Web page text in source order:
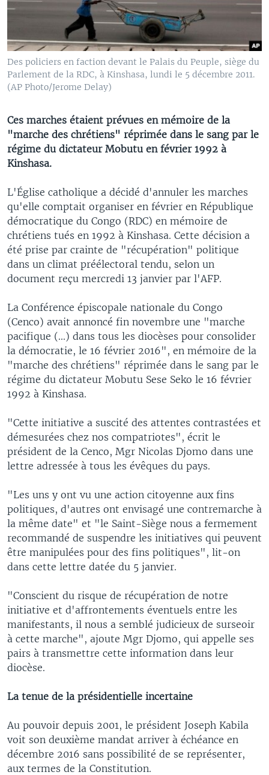
Des policiers en faction devant le Palais du Peuple, siège du
Parlement de la RDC, à Kinshasa, lundi le 5 décembre 2011.
(AP Photo/Jerome Delay)
Ces marches étaient prévues en mémoire de la
"marche des chrétiens" réprimée dans le sang par le
régime du dictateur Mobutu en février 1992 à
Kinshasa.
L'Église catholique a décidé d'annuler les marches
qu'elle comptait organiser en février en République
démocratique du Congo (RDC) en mémoire de
chrétiens tués en 1992 à Kinshasa. Cette décision a
été prise par crainte de "récupération" politique
dans un climat préélectoral tendu, selon un
document reçu mercredi 13 janvier par l'AFP.
La Conférence épiscopale nationale du Congo
(Cenco) avait annoncé fin novembre une "marche
pacifique (...) dans tous les diocèses pour consolider
la démocratie, le 16 février 2016", en mémoire de la
"marche des chrétiens" réprimée dans le sang par le
régime du dictateur Mobutu Sese Seko le 16 février
1992 à Kinshasa.
"Cette initiative a suscité des attentes contrastées et
démesurées chez nos compatriotes", écrit le
président de la Cenco, Mgr Nicolas Djomo dans une
lettre adressée à tous les évêques du pays.
"Les uns y ont vu une action citoyenne aux fins
politiques, d'autres ont envisagé une contremarche à
la même date" et "le Saint-Siège nous a fermement
recommandé de suspendre les initiatives qui peuvent
être manipulées pour des fins politiques", lit-on
dans cette lettre datée du 5 janvier.
"Conscient du risque de récupération de notre
initiative et d'affrontements éventuels entre les
manifestants, il nous a semblé judicieux de surseoir
à cette marche", ajoute Mgr Djomo, qui appelle ses
pairs à transmettre cette information dans leur
diocèse.
La tenue de la présidentielle incertaine
Au pouvoir depuis 2001, le président Joseph Kabila
voit son deuxième mandat arriver à échéance en
décembre 2016 sans possibilité de se représenter,
aux termes de la Constitution.